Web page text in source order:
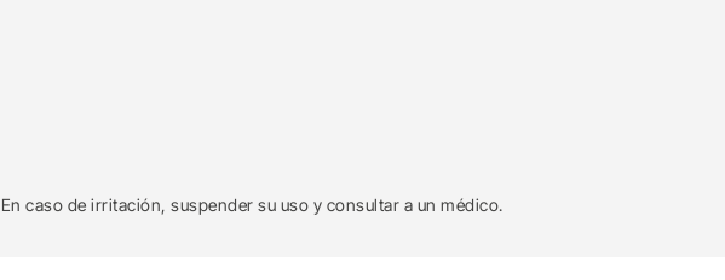
caso de irritación, suspender su uso y consultar a un médico.